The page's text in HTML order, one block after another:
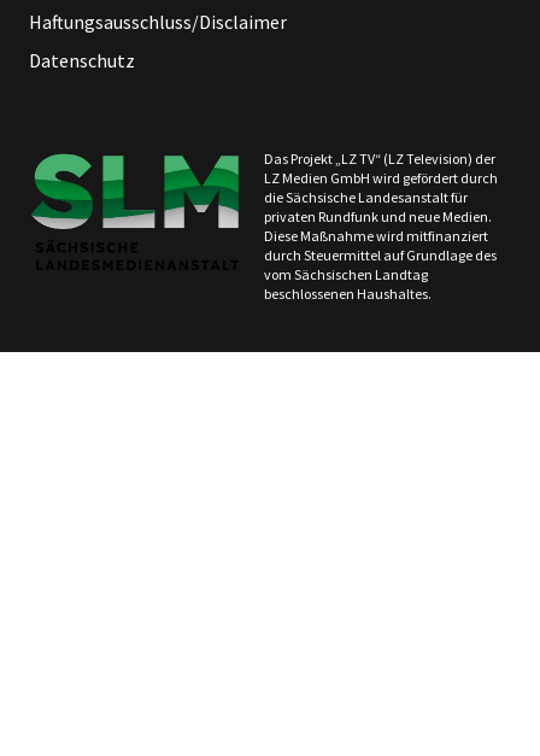
Haftungsausschluss/Disclaimer
Datenschutz
Das Projekt „LZ TV“ (LZ Television) der
LZ Medien GmbH wird gefördert durch
die Sächsische Landesanstalt für
privaten Rundfunk und neue Medien.
Diese Maßnahme wird mitfinanziert
durch Steuermittel auf Grundlage des
vom Sächsischen Landtag
beschlossenen Haushaltes.